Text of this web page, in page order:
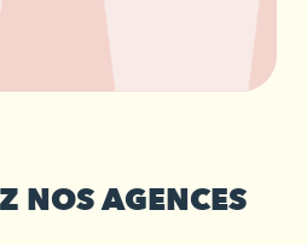
NOS AGENCES